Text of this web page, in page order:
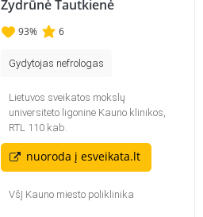
Žydrūnė Tautkienė
93% 6
Gydytojas nefrologas
Lietuvos sveikatos mokslų
universiteto ligoninė Kauno klinikos,
RTL 110 kab.
nuoroda į esveikata.lt
VšĮ Kauno miesto poliklinika